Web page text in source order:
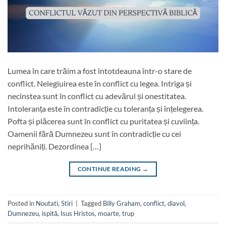
Lumea în care trăim a fost întotdeauna într-o stare de
conflict. Nelegiuirea este în conflict cu legea. Intriga și
necinstea sunt în conflict cu adevărul și onestitatea.
Intoleranța este în contradicție cu toleranța și înțelegerea.
Pofta și plăcerea sunt în conflict cu puritatea și cuviința.
Oamenii fără Dumnezeu sunt în contradicție cu cei
neprihăniți. Dezordinea […]
CONTINUE READING →
Posted in Noutati, Stiri Tagged Billy Graham, conflict, diavol,
Dumnezeu, ispită, Isus Hristos, moarte, trup